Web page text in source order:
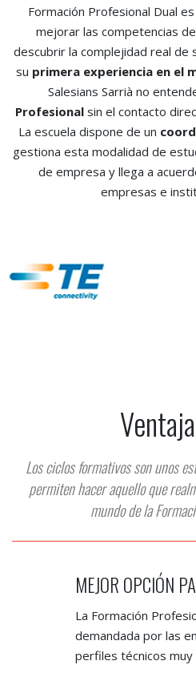
Formación Profesional Dual
mejorar las competencias
descubrir la complejidad real de
su primera experiencia en el
Salesians Sarrià no
Profesional sin el contacto
La escuela dispone de un
gestiona esta modalidad de
de empresa y llega a
empresas e
Los ciclos formativos son unos
permiten hacer aquello que
mundo de la
MEJOR OPCIÓN
La Formación
demandada por las
perfiles técnicos muy